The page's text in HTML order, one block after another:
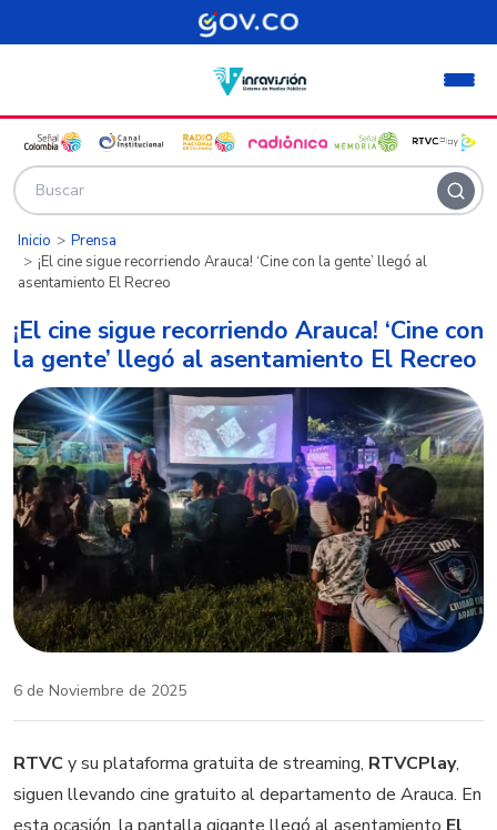
Pasar al contenido principal
Inicio
Prensa
¡El cine sigue recorriendo Arauca! ‘Cine con la gente’ llegó al
asentamiento El Recreo
¡El cine sigue recorriendo Arauca! ‘Cine con
la gente’ llegó al asentamiento El Recreo
6 de Noviembre de 2025
RTVC y su plataforma gratuita de streaming, RTVCPlay,
siguen llevando cine gratuito al departamento de Arauca. En
esta ocasión, la pantalla gigante llegó al asentamiento El